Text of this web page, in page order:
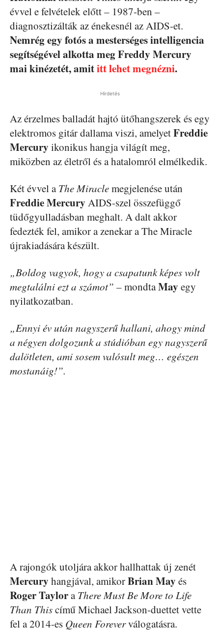
évvel e felvételek előtt – 1987-ben –
diagnosztizálták az énekesnél az AIDS-et.
Nemrég egy fotós a mesterséges intelligencia
segítségével alkotta meg Freddy Mercury
mai kinézetét, amititt lehet megnézni.
Hirdetés
Az érzelmes balladát hajtó ütőhangszerek és egy
elektromos gitár dallama viszi, amelyetFreddie
Mercury ikonikus hangja világít meg,
miközben az életről és a hatalomról elmélkedik.
Két évvel aThe Miraclemegjelenése után
Freddie Mercury AIDS-szel összefüggő
tüdőgyulladásban meghalt. A dalt akkor
fedezték fel, amikor a zenekar a The Miracle
újrakiadására készült.
„Boldog vagyok, hogy a csapatunk képes volt
megtalálni ezt a számot” – mondtaMay egy
nyilatkozatban.
„Ennyi év után nagyszerű hallani, ahogy mind
a négyen dolgozunk a stúdióban egy nagyszerű
dalötleten, ami sosem valósult meg… egészen
mostanáig!”.
A rajongók utoljára akkor hallhattak új zenét
Mercury hangjával, amikorBrian May és
Roger TayloraThere Must Be More to Life
Than Thiscímű Michael Jackson-duettet vette
fel a 2014-es Queen Foreverválogatásra.